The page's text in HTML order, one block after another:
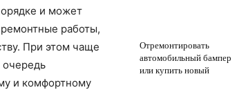
и может
работы,
При этом чаще
очередь
и комфортному
Отремонтировать
автомобильный бампер
или купить новый